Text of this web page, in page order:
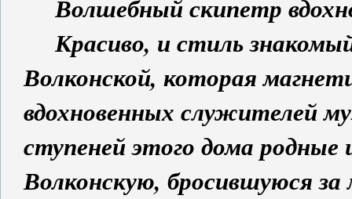
Волшебный скипетр
Красиво, и стиль
Волконской, которая
вдохновенных служителей
ступеней этого дома
Волконскую, бросившуюся